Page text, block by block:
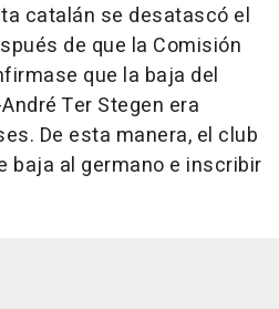
catalán se desatascó el
de que la Comisión
que la baja del
Ter Stegen era
De esta manera, el club
baja al germano e inscribir